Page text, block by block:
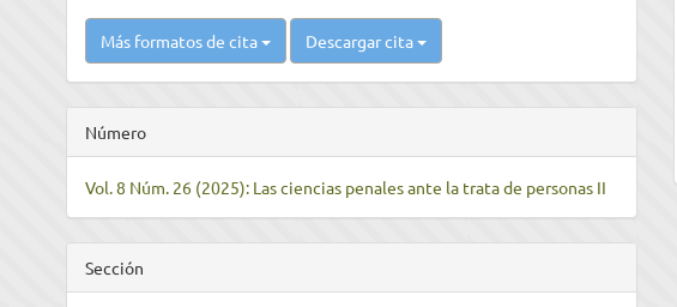
Más formatos de cita Descargar cita
Número
Vol. 8 Núm. 26 (2025): Las ciencias penales ante la trata de personas II
Sección